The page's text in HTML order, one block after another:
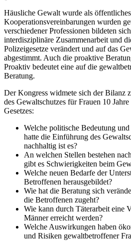
Häusliche Gewalt wurde als
Kooperationsvereinbarungen wurden
verschiedener Professionen bildeten
interdisziplinäre Zusammenarbeit und
Polizeigesetze verändert und auf das
abgestimmt. Auch die proaktive
Proaktiv bedeutet eine auf die
Beratung.
Der Kongress widmete sich der Bilanz
des Gewaltschutzes für Frauen 10
Gesetzes:
Welche politische Bedeutung
hatte die Einführung des
nachhaltig ist es?
An welchen Stellen bestehen
gibt es Schwierigkeiten beim
Welche neuen Bedarfe der
Betroffenen herausgebildet?
Wie hat die Beratung sich
die Betroffenen zugeht?
Wie kann durch Täterarbeit eine
Männer erreicht werden?
Welche Auswirkungen haben
und Risiken gewaltbetroffener